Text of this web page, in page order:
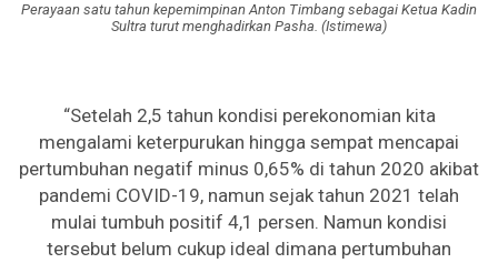
Perayaan satu tahun kepemimpinan Anton Timbang sebagai Ketua Kadin
Sultra turut menghadirkan Pasha. (Istimewa)
“Setelah 2,5 tahun kondisi perekonomian kita
mengalami keterpurukan hingga sempat mencapai
pertumbuhan negatif minus 0,65% di tahun 2020 akibat
pandemi COVID-19, namun sejak tahun 2021 telah
mulai tumbuh positif 4,1 persen. Namun kondisi
tersebut belum cukup ideal dimana pertumbuhan